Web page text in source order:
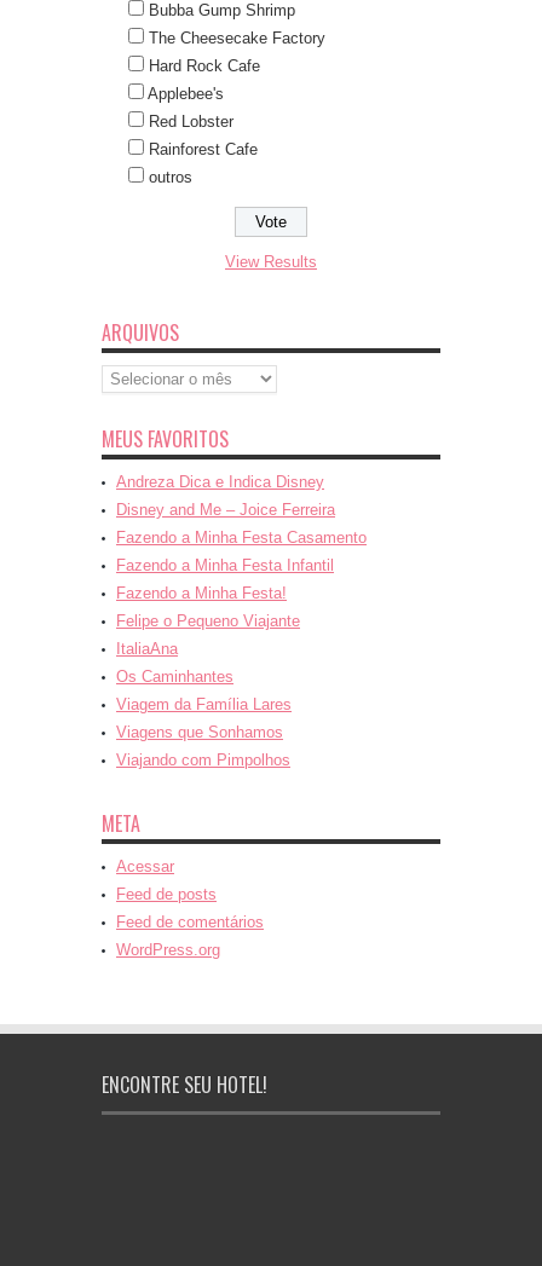
Bubba Gump Shrimp
The Cheesecake Factory
Hard Rock Cafe
Applebee's
Red Lobster
Rainforest Cafe
outros
View Results
ARQUIVOS
Arquivos
MEUS FAVORITOS
Andreza Dica e Indica Disney
Disney and Me – Joice Ferreira
Fazendo a Minha Festa Casamento
Fazendo a Minha Festa Infantil
Fazendo a Minha Festa!
Felipe o Pequeno Viajante
ItaliaAna
Os Caminhantes
Viagem da Família Lares
Viagens que Sonhamos
Viajando com Pimpolhos
META
Acessar
Feed de posts
Feed de comentários
WordPress.org
ENCONTRE SEU HOTEL!